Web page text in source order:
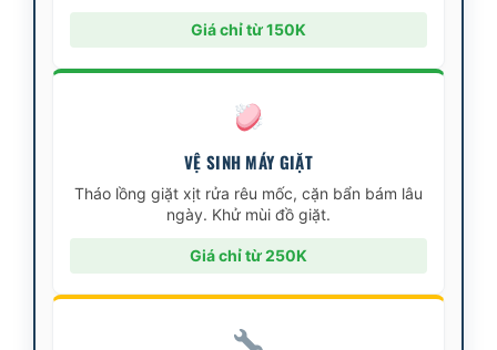
Giá chỉ từ 150K
VỆ SINH MÁY GIẶT
Tháo lồng giặt xịt rửa rêu mốc, cặn bẩn bám lâu
ngày. Khử mùi đồ giặt.
Giá chỉ từ 250K